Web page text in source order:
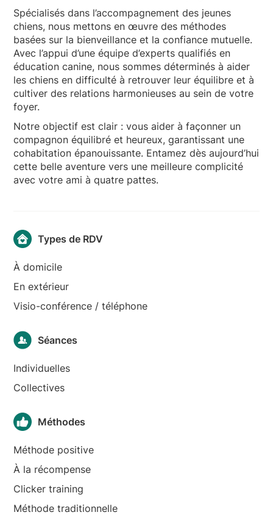
Spécialisés dans l’accompagnement des jeunes
chiens, nous mettons en œuvre des méthodes
basées sur la bienveillance et la confiance mutuelle.
Avec l’appui d’une équipe d’experts qualifiés en
éducation canine, nous sommes déterminés à aider
les chiens en difficulté à retrouver leur équilibre et à
cultiver des relations harmonieuses au sein de votre
foyer.
Notre objectif est clair : vous aider à façonner un
compagnon équilibré et heureux, garantissant une
cohabitation épanouissante. Entamez dès aujourd’hui
cette belle aventure vers une meilleure complicité
avec votre ami à quatre pattes.
Types de RDV
À domicile
En extérieur
Visio-conférence / téléphone
Séances
Individuelles
Collectives
Méthodes
Méthode positive
À la récompense
Clicker training
Méthode traditionnelle